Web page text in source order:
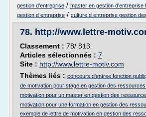
gestion d'entreprise / master en gestion d'entreprise
gestion d entreprise / culture d entreprise gestion
78. http://www.lettre-
Classement : 78/ 813
Articles sélectionnés : 7
Site : http://www.lettre-motiv.com
Thèmes liés : concours d'entree fonction
de motivation pour stage en gestion des
motivation pour un master en gestion des
motivation pour une formation en gestion des
exemple de lettre de motivation en gestion des